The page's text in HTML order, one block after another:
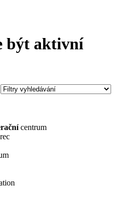
být aktivní
centrum